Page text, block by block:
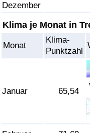
Dezember
Klima je Monat in
Monat
Klima-
Punktzahl
Januar 65,54